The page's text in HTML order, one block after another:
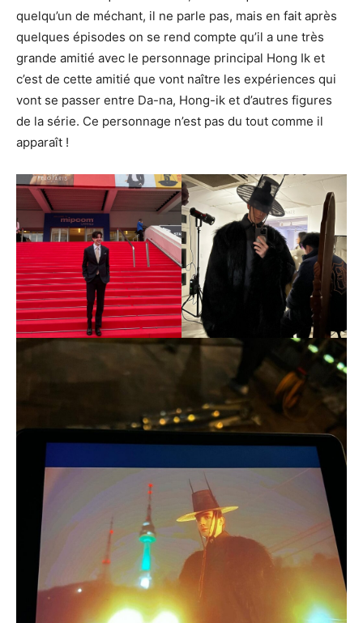
quelqu’un de méchant, il ne parle pas, mais en fait après
quelques épisodes on se rend compte qu’il a une très
grande amitié avec le personnage principal Hong Ik et
c’est de cette amitié que vont naître les expériences qui
vont se passer entre Da-na, Hong-ik et d’autres figures
de la série. Ce personnage n’est pas du tout comme il
apparaît !